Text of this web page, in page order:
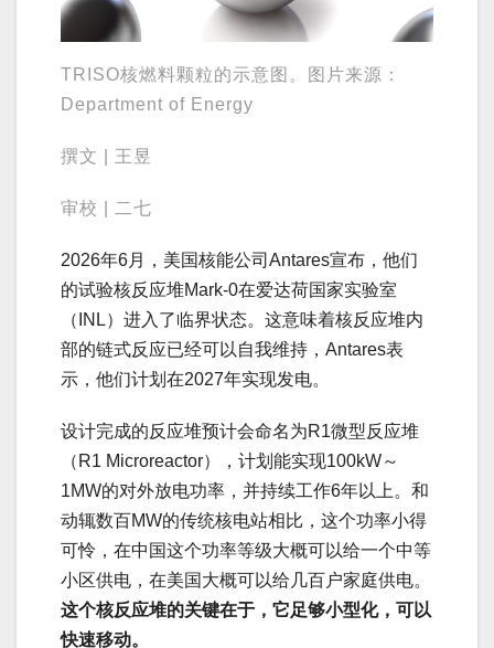
TRISO核燃料颗粒的示意图。图片来源：
Department of Energy
撰文 | 王昱
审校 | 二七
2026年6月，美国核能公司Antares宣布，他们
的试验核反应堆Mark-0在爱达荷国家实验室
（INL）进入了临界状态。这意味着核反应堆内
部的链式反应已经可以自我维持，Antares表
示，他们计划在2027年实现发电。
设计完成的反应堆预计会命名为R1微型反应堆
（R1 Microreactor），计划能实现100kW～
1MW的对外放电功率，并持续工作6年以上。和
动辄数百MW的传统核电站相比，这个功率小得
可怜，在中国这个功率等级大概可以给一个中等
小区供电，在美国大概可以给几百户家庭供电。
这个核反应堆的关键在于，它足够小型化，可以
快速移动。